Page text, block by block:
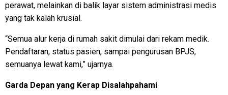
perawat, melainkan di balik layar sistem administrasi medis
yang tak kalah krusial.
“Semua alur kerja di rumah sakit dimulai dari rekam medik.
Pendaftaran, status pasien, sampai pengurusan BPJS,
semuanya lewat kami,” ujarnya.
Garda Depan yang Kerap Disalahpahami